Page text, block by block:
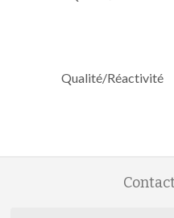
Qualité/Réactivité